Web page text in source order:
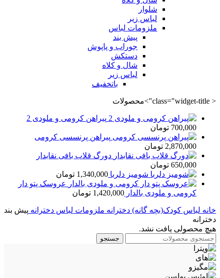
شلوار
لباس زیر
ملزومات لباس
پیش بند
جوراب و پاپوش
دستکش
شال و کلاه
لباس زیر
باتخفیف
< class="widget-title">محصولات
پیراهن کرومی و ملودی 2
700,000 تومان
پیراهن پرنسسی کرومی
2,870,000 تومان
دورگ قلاب بافی نقابدار
650,000 تومان
شومیز دلربا 1,340,000 تومان
عروسک پتو دار
کرومی و ملودی بالدار 1,420,000 تومان
خانه لباس کودک(بچه گانه) دخترانه ملزومات لباس دخترانه پیش بند
دخترانه
هیچ محصولی یافت نشد.
جستجو